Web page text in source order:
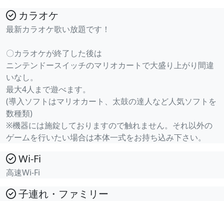
カラオケ
最新カラオケ歌い放題です！
〇カラオケが終了した後は
ニンテンドースイッチのマリオカートで大盛り上がり間違
いなし。
最大4人まで遊べます。
(導入ソフトはマリオカート、太鼓の達人など人気ソフトを
数種類)
※機器には施錠しておりますので触れません。それ以外の
ゲームを行いたい場合は本体一式をお持ち込み下さい。
Wi-Fi
高速Wi-Fi
子連れ・ファミリー